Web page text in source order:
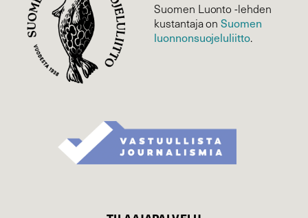
Suomen Luonto -lehden
kustantaja onSuomen
luonnonsuojelu­liitto.